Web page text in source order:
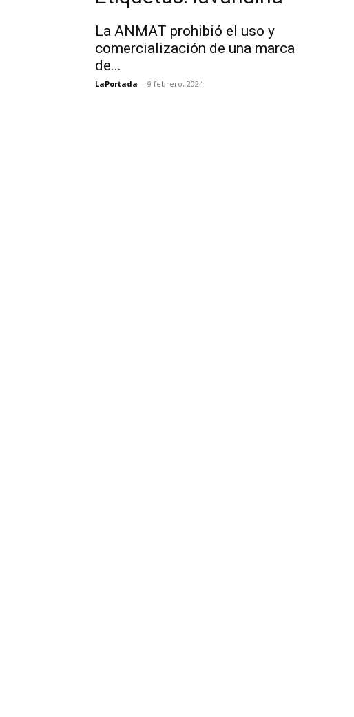
La ANMAT prohibió el uso y
comercialización de una marca
de...
LaPortada - 9 febrero, 2024